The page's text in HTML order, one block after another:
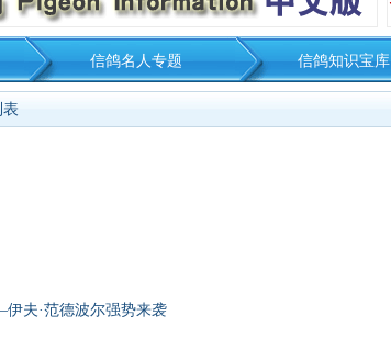
信鸽名人专题 信鸽知识宝库
表
夫·范德波尔强势来袭